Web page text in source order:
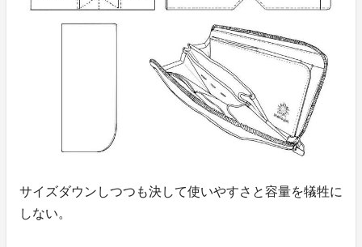
サイズダウンしつつも決して使いやすさと容量を犠牲に
しない。